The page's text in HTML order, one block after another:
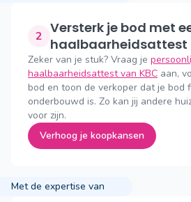
2 Versterk je bod met een
haalbaarheidsattest
Zeker van je stuk? Vraag je
haalbaarheidsattest van KBC aan,
bod en toon de verkoper dat je bod
onderbouwd is. Zo kan jij andere
voor zijn.
Verhoog je koopkansen
Met de expertise van